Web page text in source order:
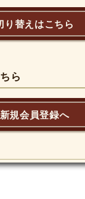
り替えはこちら
ら
新規会員登録へ